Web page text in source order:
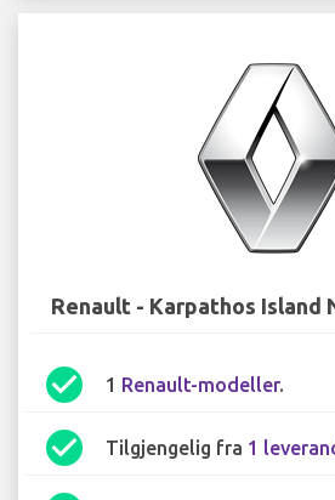
Renault - Karpathos Island
check_circle 1 Renault-modeller.
check_circle Tilgjengelig fra 1